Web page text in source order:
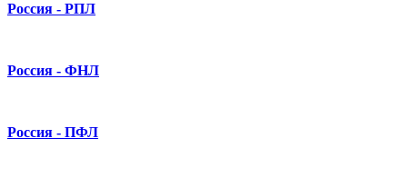
Россия - РПЛ
Россия - ФНЛ
Россия - ПФЛ